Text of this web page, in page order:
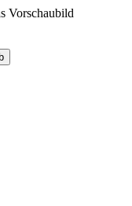
Vorschaubild